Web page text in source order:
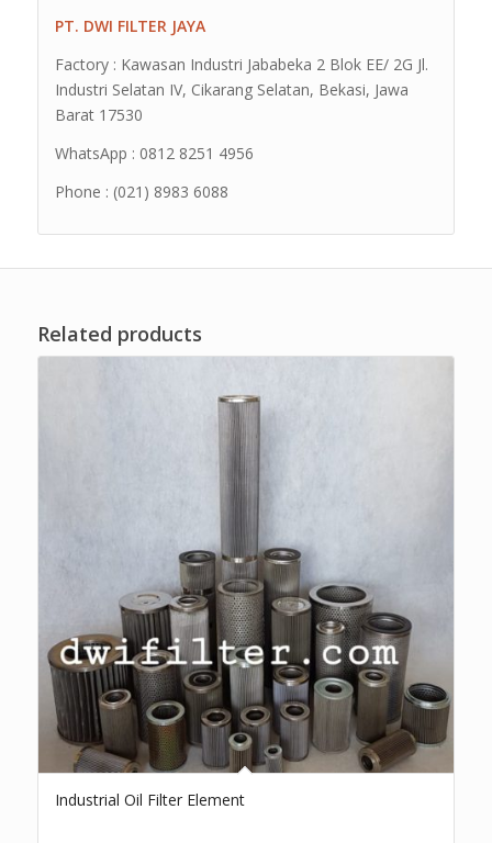
PT. DWI FILTER JAYA
Factory : Kawasan Industri Jababeka 2 Blok EE/ 2G Jl.
Industri Selatan IV, Cikarang Selatan, Bekasi, Jawa
Barat 17530
WhatsApp : 0812 8251 4956
Phone : (021) 8983 6088
Related products
Industrial Oil Filter Element